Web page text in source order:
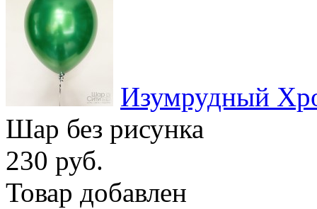
Изумрудный
Шар без рисунка
230 руб.
Товар добавлен